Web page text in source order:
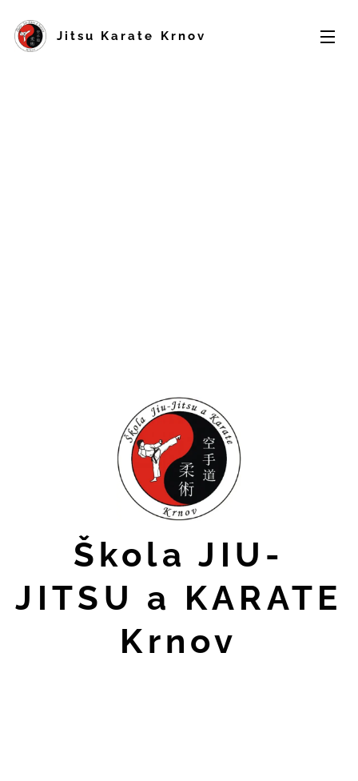
Jitsu Karate Krnov
Škola JIU-
JITSU a KARATE
Krnov